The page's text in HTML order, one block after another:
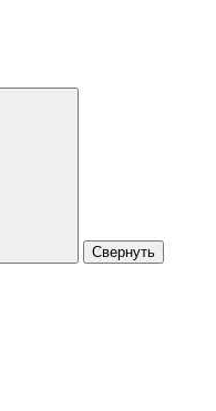
Свернуть